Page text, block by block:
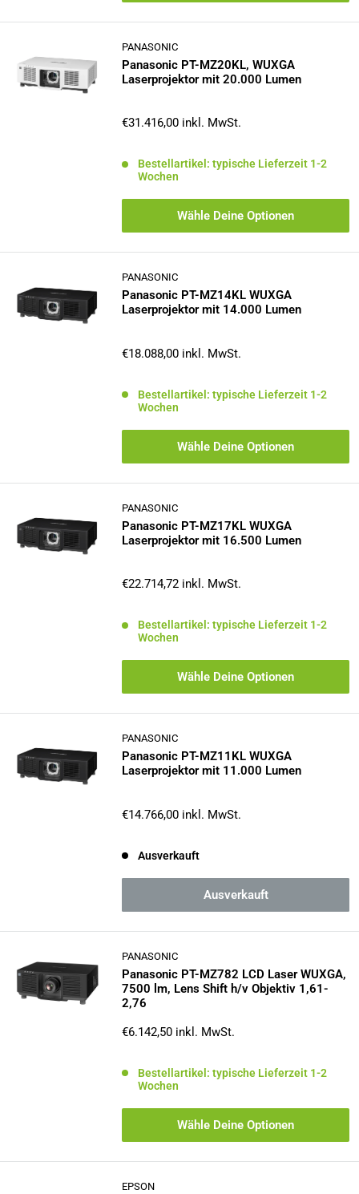
PANASONIC
Panasonic PT-MZ20KL, WUXGA
Laserprojektor mit 20.000 Lumen
Sonderpreis
€31.416,00 inkl. MwSt.
Bestellartikel: typische Lieferzeit 1-2
Wochen
Wähle Deine Optionen
PANASONIC
Panasonic PT-MZ14KL WUXGA
Laserprojektor mit 14.000 Lumen
Sonderpreis
€18.088,00 inkl. MwSt.
Bestellartikel: typische Lieferzeit 1-2
Wochen
Wähle Deine Optionen
PANASONIC
Panasonic PT-MZ17KL WUXGA
Laserprojektor mit 16.500 Lumen
Sonderpreis
€22.714,72 inkl. MwSt.
Bestellartikel: typische Lieferzeit 1-2
Wochen
Wähle Deine Optionen
PANASONIC
Panasonic PT-MZ11KL WUXGA
Laserprojektor mit 11.000 Lumen
Sonderpreis
€14.766,00 inkl. MwSt.
Ausverkauft
Ausverkauft
PANASONIC
Panasonic PT-MZ782 LCD Laser WUXGA,
7500 lm, Lens Shift h/v Objektiv 1,61-
2,76
Sonderpreis
€6.142,50 inkl. MwSt.
Bestellartikel: typische Lieferzeit 1-2
Wochen
Wähle Deine Optionen
EPSON